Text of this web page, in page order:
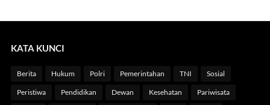
KATA KUNCI
Berita Hukum Polri Pemerintahan TNI Sosial
Peristiwa Pendidikan Dewan Kesehatan Pariwisata